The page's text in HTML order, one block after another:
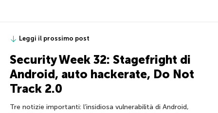
Leggi il prossimo post
Security Week 32: Stagefright di
Android, auto hackerate, Do Not
Track 2.0
Tre notizie importanti: l’insidiosa vulnerabilità di Android,